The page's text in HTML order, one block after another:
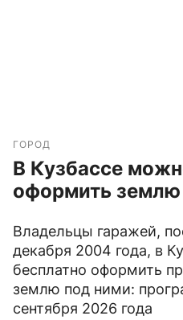
ГОРОД
В Кузбассе
оформить
Владельцы гаражей,
декабря 2004 года, в
бесплатно оформить
землю под ними:
сентября 2026 года